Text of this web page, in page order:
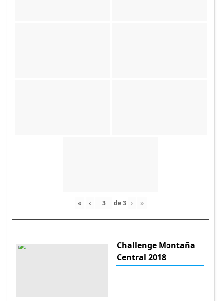
« ‹ de3 › »
Challenge Montaña
Central 2018